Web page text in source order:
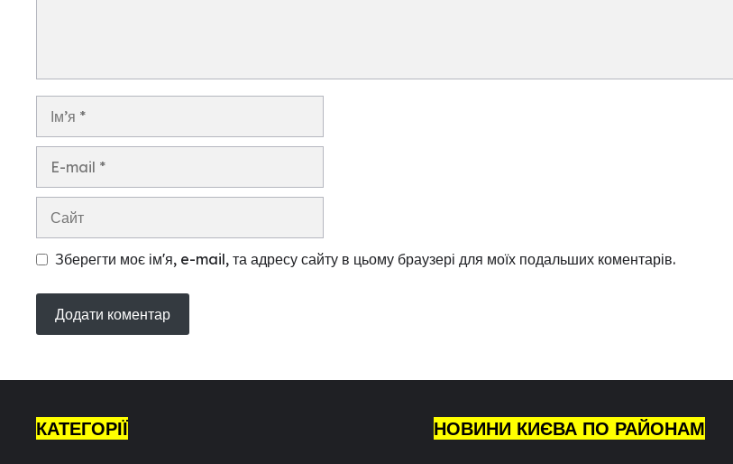
Ім’я
Сайт
Зберегти моє ім'я, e-mail, та адресу сайту в цьому браузері для моїх подальших коментарів.
КАТЕГОРІЇ НОВИНИ КИЄВА ПО РАЙОНАМ